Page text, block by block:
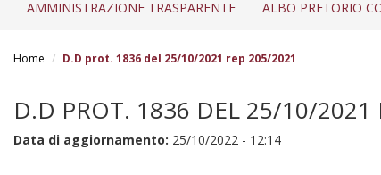
AMMINISTRAZIONE TRASPARENTE ALBO PRETORIO
Home D.D prot. 1836 del 25/10/2021 rep 205/2021
D.D PROT. 1836 DEL 25/10/2021
Data di aggiornamento: 25/10/2022 - 12:14